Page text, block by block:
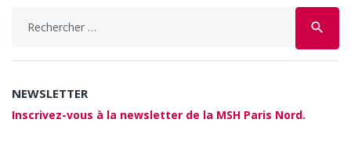
search
NEWSLETTER
Inscrivez-vous à la newsletter de la MSH Paris Nord.